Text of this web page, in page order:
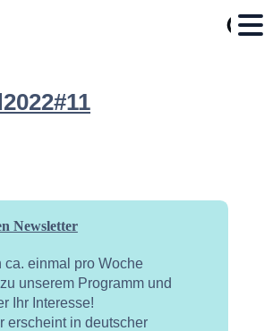
Newsletter
ca. einmal pro Woche
unserem Programm und
Ihr Interesse!
erscheint in deutscher